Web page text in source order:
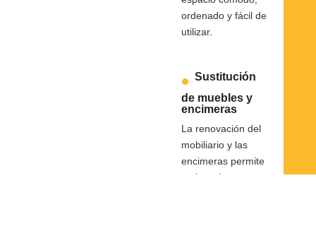
ordenado y fácil de
utilizar.
Sustitución
de muebles y
encimeras
La renovación del
mobiliario y las
encimeras permite
mejorar la